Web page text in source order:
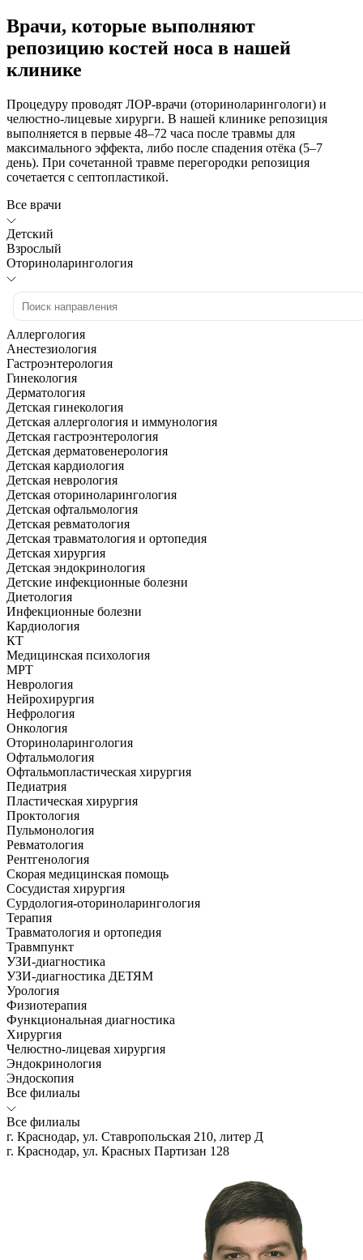
Врачи, которые выполняют
репозицию костей носа в нашей
клинике
Процедуру проводят ЛОР-врачи (оториноларингологи) и
челюстно-лицевые хирурги. В нашей клинике репозиция
выполняется в первые 48–72 часа после травмы для
максимального эффекта, либо после спадения отёка (5–7
день). При сочетанной травме перегородки репозиция
сочетается с септопластикой.
Все врачи
Детский
Взрослый
Оториноларингология
Аллергология
Анестезиология
Гастроэнтерология
Гинекология
Дерматология
Детская гинекология
Детская аллергология и иммунология
Детская гастроэнтерология
Детская дерматовенерология
Детская кардиология
Детская неврология
Детская оториноларингология
Детская офтальмология
Детская ревматология
Детская травматология и ортопедия
Детская хирургия
Детская эндокринология
Детские инфекционные болезни
Диетология
Инфекционные болезни
Кардиология
КТ
Медицинская психология
МРТ
Неврология
Нейрохирургия
Нефрология
Онкология
Оториноларингология
Офтальмология
Офтальмопластическая хирургия
Педиатрия
Пластическая хирургия
Проктология
Пульмонология
Ревматология
Рентгенология
Скорая медицинская помощь
Сосудистая хирургия
Сурдология-оториноларингология
Терапия
Травматология и ортопедия
Травмпункт
УЗИ-диагностика
УЗИ-диагностика ДЕТЯМ
Урология
Физиотерапия
Функциональная диагностика
Хирургия
Челюстно-лицевая хирургия
Эндокринология
Эндоскопия
Все филиалы
Все филиалы
г. Краснодар, ул. Ставропольская 210, литер Д
г. Краснодар, ул. Красных Партизан 128